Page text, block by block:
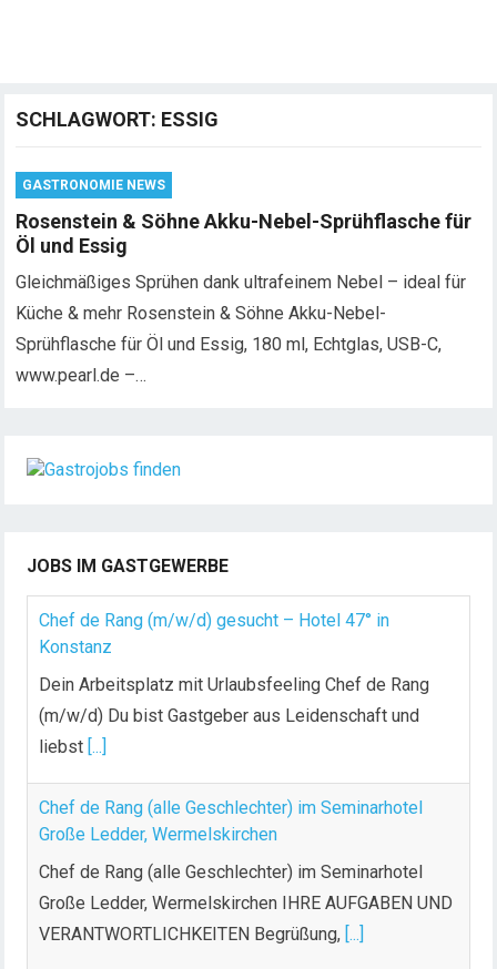
SCHLAGWORT: ESSIG
GASTRONOMIE NEWS
Rosenstein & Söhne Akku-Nebel-Sprühflasche für
Öl und Essig
Gleichmäßiges Sprühen dank ultrafeinem Nebel – ideal für
Küche & mehr Rosenstein & Söhne Akku-Nebel-
Sprühflasche für Öl und Essig, 180 ml, Echtglas, USB-C,
www.pearl.de –…
JOBS IM GASTGEWERBE
Chef de Rang (m/w/d) gesucht – Hotel 47° in
Konstanz
Dein Arbeitsplatz mit Urlaubsfeeling Chef de Rang
(m/w/d) Du bist Gastgeber aus Leidenschaft und
liebst [...]
Chef de Rang (alle Geschlechter) im Seminarhotel
Große Ledder, Wermelskirchen
Chef de Rang (alle Geschlechter) im Seminarhotel
Große Ledder, Wermelskirchen IHRE AUFGABEN UND
VERANTWORTLICHKEITEN Begrüßung, [...]